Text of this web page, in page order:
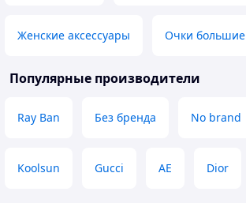
Женские аксессуары Очки большие
Популярные производители
Ray Ban Без бренда No brand
Koolsun Gucci AE Dior